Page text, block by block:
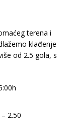
terena i
klađenje
od 2.5 gola, s
2.50